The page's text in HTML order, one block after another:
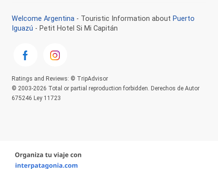
Welcome Argentina - Touristic Information about Puerto
Iguazú - Petit Hotel Si Mi Capitán
Ratings and Reviews: © TripAdvisor
© 2003-2026 Total or partial reproduction forbidden. Derechos de Autor
675246 Ley 11723